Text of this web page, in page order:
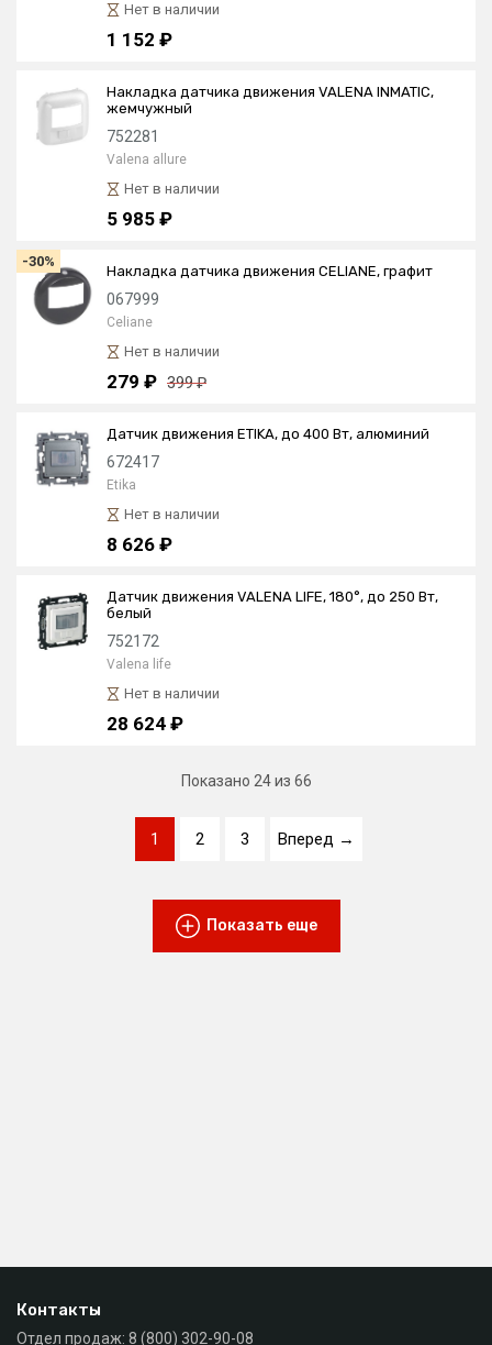
Нет в наличии
1 152 ₽
Накладка датчика движения VALENA INMATIC,
жемчужный
752281
Valena allure
Нет в наличии
5 985 ₽
-30%
Накладка датчика движения CELIANE, графит
067999
Celiane
Нет в наличии
279 ₽ 399 ₽
Датчик движения ETIKA, до 400 Вт, алюминий
672417
Etika
Нет в наличии
8 626 ₽
Датчик движения VALENA LIFE, 180°, до 250 Вт,
белый
752172
Valena life
Нет в наличии
28 624 ₽
Показано 24из 66
1 2 3 Вперед →
Показать еще
Контакты
Отдел продаж: 8 (800) 302-90-08